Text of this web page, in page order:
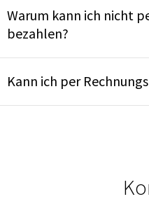
Warum kann ich nicht
bezahlen?
Kann ich per